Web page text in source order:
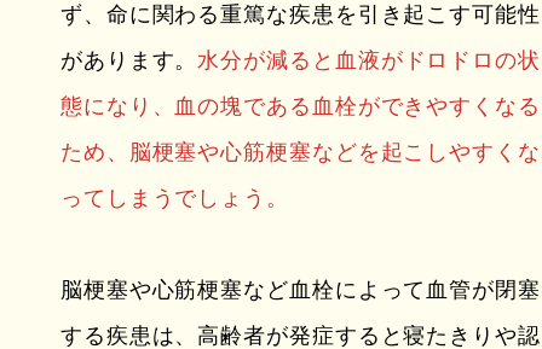
ず、命に関わる重篤な疾患を引き起こす可能性
があります。 水分が減ると血液がドロドロの状
態になり、血の塊である血栓ができやすくなる
ため、脳梗塞や心筋梗塞などを起こしやすくな
ってしまうでしょう。
脳梗塞や心筋梗塞など血栓によって血管が閉塞
する疾患は、高齢者が発症すると寝たきりや認